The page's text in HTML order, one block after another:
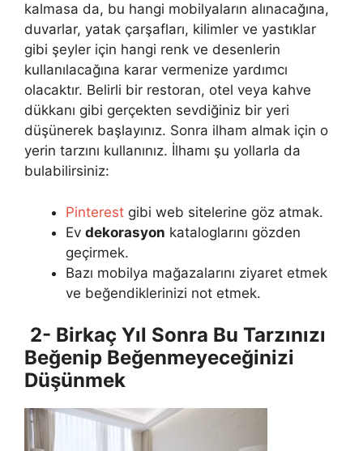
kalmasa da, bu hangi mobilyaların alınacağına,
duvarlar, yatak çarşafları, kilimler ve yastıklar
gibi şeyler için hangi renk ve desenlerin
kullanılacağına karar vermenize yardımcı
olacaktır. Belirli bir restoran, otel veya kahve
dükkanı gibi gerçekten sevdiğiniz bir yeri
düşünerek başlayınız. Sonra ilham almak için o
yerin tarzını kullanınız. İlhamı şu yollarla da
bulabilirsiniz:
Pinterest gibi web sitelerine göz atmak.
Ev dekorasyon kataloglarını gözden
geçirmek.
Bazı mobilya mağazalarını ziyaret etmek
ve beğendiklerinizi not etmek.
2- Birkaç Yıl Sonra Bu Tarzınızı
Beğenip Beğenmeyeceğinizi
Düşünmek